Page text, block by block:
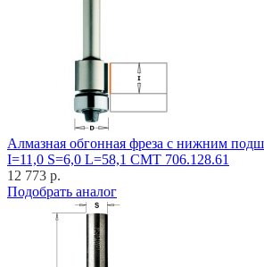
Алмазная обгонная фреза с нижним
I=11,0 S=6,0 L=58,1 CMT 706.128.61
12 773 р.
Подобрать аналог